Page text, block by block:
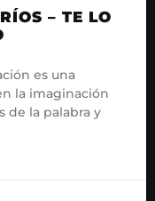
– TE LO
es una
la imaginación
de la palabra y